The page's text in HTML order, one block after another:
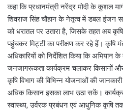
कहा कि प्रधानमंत्री नरेंद्र मोदी के कुशल
शिवराज सिंह चौहान के नेतृत्व में डबल इंजन
को धरातल पर उतारा है, जिसके तहत अब
पहुंचकर मिट्टी का परीक्षण कर रहे हैं। कृषि
अधिकारियों को निर्देशित किया कि अभियान
जनजागरूकता कार्यक्रम चलाकर किसानों और
कृषि विभाग की विभिन्न योजनाओं की
अधिक किसान इसका लाभ उठा सकें।
स्वास्थ्य, उर्वरक प्रबंधन एवं आधुनिक कृषि